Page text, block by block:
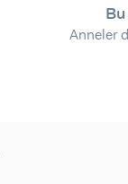
Makaleler
Makaleler
Eğlence
Anneler